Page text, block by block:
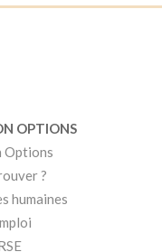
OPTIONS
Options
?
humaines